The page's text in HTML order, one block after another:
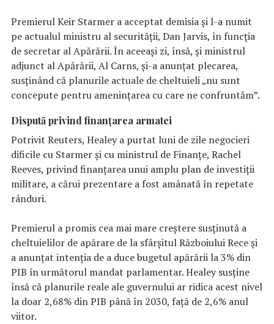
Premierul Keir Starmer a acceptat demisia și l-a numit
pe actualul ministru al securității, Dan Jarvis, în funcția
de secretar al Apărării. În aceeași zi, însă, și ministrul
adjunct al Apărării, Al Carns, și-a anunțat plecarea,
susținând că planurile actuale de cheltuieli „nu sunt
concepute pentru amenințarea cu care ne confruntăm”.
Dispută privind finanțarea armatei
Potrivit Reuters, Healey a purtat luni de zile negocieri
dificile cu Starmer și cu ministrul de Finanțe, Rachel
Reeves, privind finanțarea unui amplu plan de investiții
militare, a cărui prezentare a fost amânată în repetate
rânduri.
Premierul a promis cea mai mare creștere susținută a
cheltuielilor de apărare de la sfârșitul Războiului Rece și
a anunțat intenția de a duce bugetul apărării la 3% din
PIB în următorul mandat parlamentar. Healey susține
însă că planurile reale ale guvernului ar ridica acest nivel
la doar 2,68% din PIB până în 2030, față de 2,6% anul
viitor.